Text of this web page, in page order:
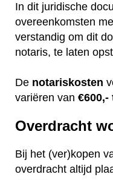
In dit juridische
overeenkomsten
verstandig om dit
notaris, te laten
De notariskosten
variëren van €600,-
Overdracht
Bij het (ver)kopen
overdracht altijd